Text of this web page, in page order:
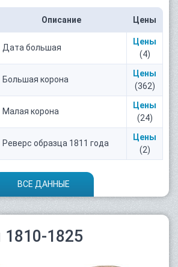
Описание Цены
Дата большая
Цены
(4)
Большая корона
Цены
(362)
Малая корона
Цены
(24)
Реверс образца 1811 года
Цены
(2)
ВСЕ ДАННЫЕ
1810-1825